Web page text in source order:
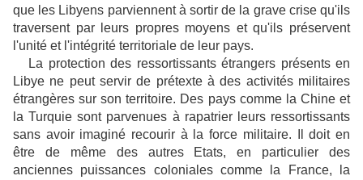
que les Libyens parviennent à sortir de la grave crise qu'ils
traversent par leurs propres moyens et qu'ils préservent
l'unité et l'intégrité territoriale de leur pays.
La protection des ressortissants étrangers présents en
Libye ne peut servir de prétexte à des activités militaires
étrangères sur son territoire. Des pays comme la Chine et
la Turquie sont parvenues à rapatrier leurs ressortissants
sans avoir imaginé recourir à la force militaire. Il doit en
être de même des autres Etats, en particulier des
anciennes puissances coloniales comme la France, la